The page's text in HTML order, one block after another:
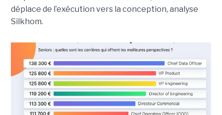
déplace de l’exécution vers la conception, analyse
Silkhom.